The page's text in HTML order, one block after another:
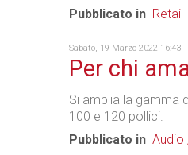
Pubblicato in Retail
Sabato, 19 Marzo 2022 16:43
Per chi
Si amplia la gamma
100 e 120 pollici.
Pubblicato in Audio